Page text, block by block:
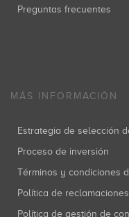
Preguntas frecuentes
MÁS INFORMACIÓN
Estrategia de selección
Proceso de inversión
Términos y condiciones
Política de reclamaciones
Política de gestión de